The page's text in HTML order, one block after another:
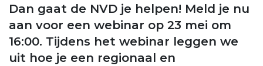
Dan gaat de NVD je helpen! Meld je nu
aan voor een webinar op 23 mei om
16:00. Tijdens het webinar leggen we
uit hoe je een regionaal en